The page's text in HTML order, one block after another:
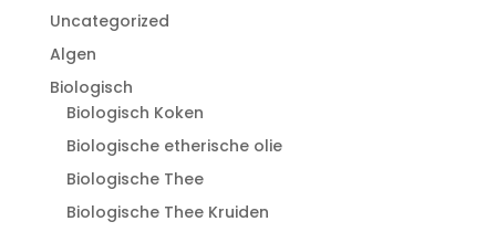
Uncategorized
Algen
Biologisch
Biologisch Koken
Biologische etherische olie
Biologische Thee
Biologische Thee Kruiden